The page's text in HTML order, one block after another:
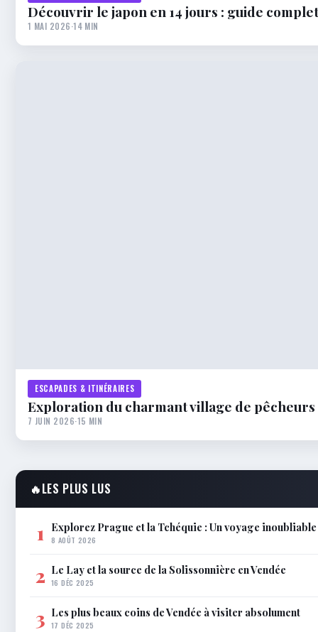
Découvrir le japon en 14 jours : guide
1 MAI 2026·14 MIN
ESCAPADES & ITINÉRAIRES
Exploration du charmant village de pêcheurs
7 JUIN 2026·15 MIN
🔥LES PLUS LUS
1 Explorez Prague et la Tchéquie : Un voyage
8 AOÛT 2026
2 Le Lay et la source de la Solissonnière en Vendée
16 DÉC 2025
3 Les plus beaux coins de Vendée à visiter absolument
17 DÉC 2025